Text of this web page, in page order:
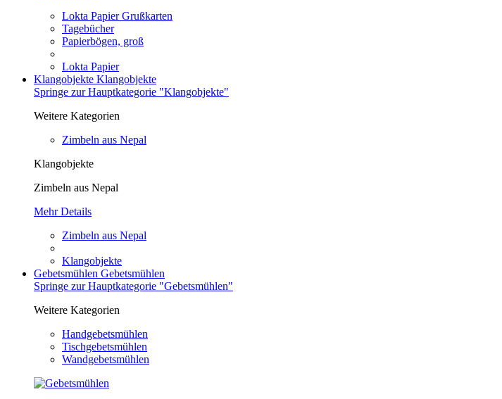
Lokta Papier Grußkarten
Tagebücher
Papierbögen, groß
Lokta Papier
Klangobjekte Klangobjekte
Springe zur Hauptkategorie "Klangobjekte"
Weitere Kategorien
Zimbeln aus Nepal
Klangobjekte
Zimbeln aus Nepal
Mehr Details
Zimbeln aus Nepal
Klangobjekte
Gebetsmühlen Gebetsmühlen
Springe zur Hauptkategorie "Gebetsmühlen"
Weitere Kategorien
Handgebetsmühlen
Tischgebetsmühlen
Wandgebetsmühlen